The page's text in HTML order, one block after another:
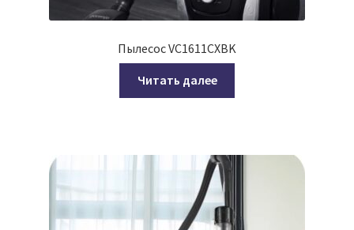
Пылесос VC1611CXBK
Читать далее